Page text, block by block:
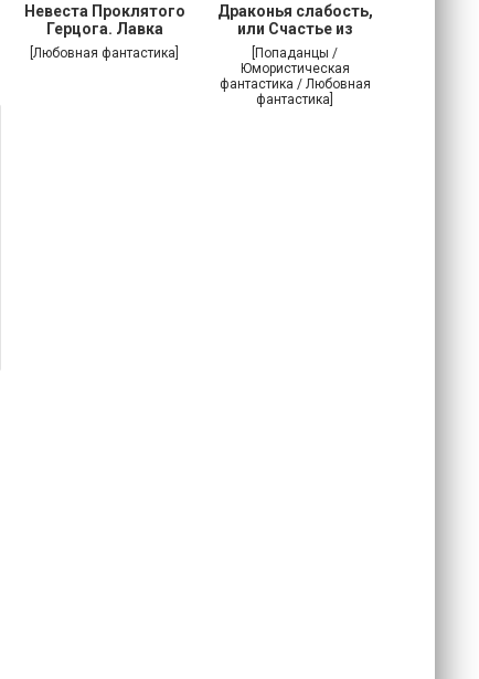
Невеста Проклятого
Герцога. Лавка
[Любовная фантастика]
Драконья слабость,
или Счастье из
[Попаданцы /
Юмористическая
фантастика / Любовная
фантастика]